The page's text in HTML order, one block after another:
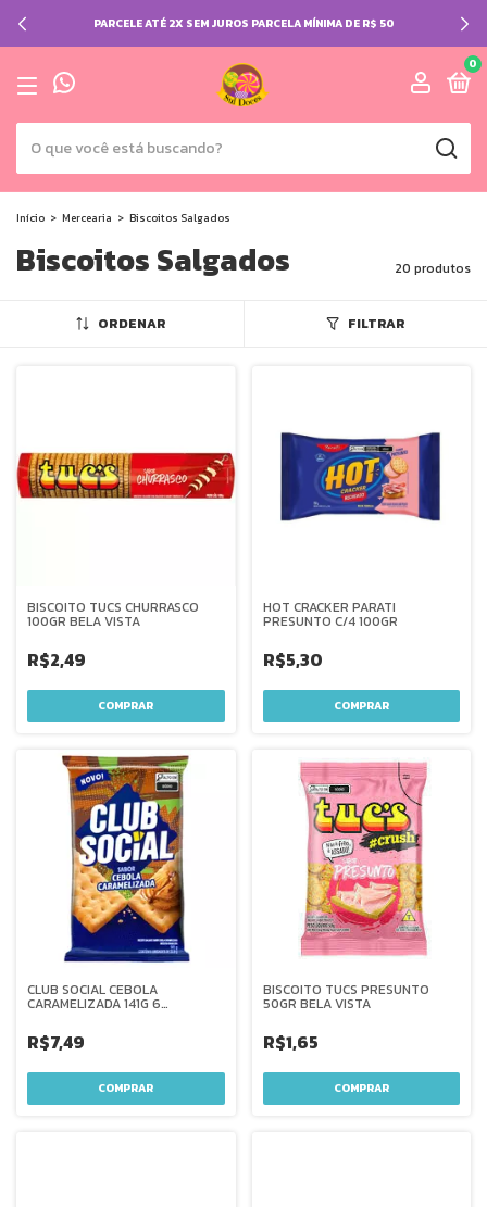
PARCELE ATÉ 2X SEM JUROS PARCELA MÍNIMA DE R$ 50
0
Início > Mercearia > Biscoitos Salgados
Biscoitos Salgados 20 produtos
ORDENAR FILTRAR
BISCOITO TUCS CHURRASCO
100GR BELA VISTA
R$2,49
HOT CRACKER PARATI
PRESUNTO C/4 100GR
R$5,30
CLUB SOCIAL CEBOLA
CARAMELIZADA 141G 6
R$7,49
BISCOITO TUCS PRESUNTO
50GR BELA VISTA
R$1,65